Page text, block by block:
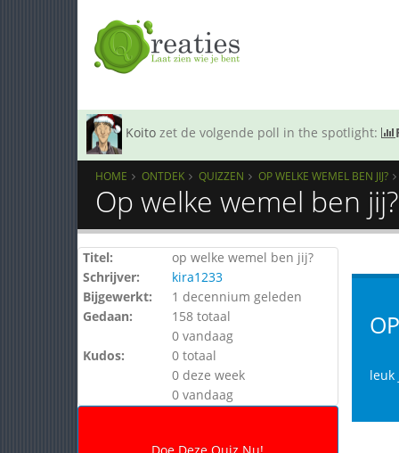
Koito zet de volgende poll in the spotlight:
HOME ONTDEK QUIZZEN OP WELKE WEMEL BEN JIJ?
Op welke wemel ben
Titel:
op welke wemel ben jij?
Schrijver:
kira1233
Bijgewerkt:
1 decennium geleden
Gedaan:
158 totaal
0 vandaag
Kudos:
0 totaal
0 deze week
0 vandaag
leuk